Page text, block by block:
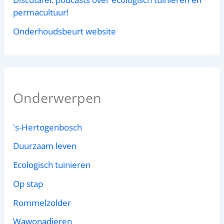
permacultuur!
Onderhoudsbeurt website
Onderwerpen
's-Hertogenbosch
Duurzaam leven
Ecologisch tuinieren
Op stap
Rommelzolder
Wawonadieren